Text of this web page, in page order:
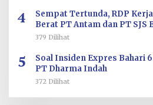
4
Sempat Tertunda, RDP
Berat PT Antam dan PT SJS
Sultra
379 Dilihat
5
Soal Insiden Expres Bahari
PT Dharma Indah
372 Dilihat